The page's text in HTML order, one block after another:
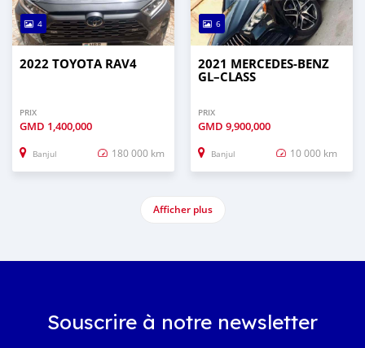
4
2022 TOYOTA RAV4
PRIX
GMD 1,400,000
Banjul 180 000 km
6
2021 MERCEDES‒BENZ
GL–CLASS
PRIX
GMD 9,900,000
Banjul 10 000 km
Afficher plus
Souscrire à notre newsletter